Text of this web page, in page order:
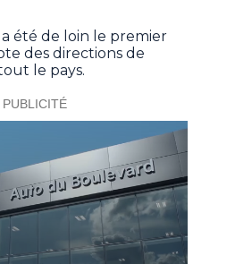
été de loin le premier
des directions de
le pays.